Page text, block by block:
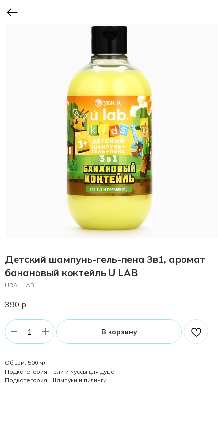
Детский шампунь-гель-пена 3в1, аромат
банановый коктейль U LAB
URAL LAB
390 р.
В корзину
Объем: 500 мл
Подкатегория: Гели и муссы для душа
Подкатегория: Шампуни и пилинги